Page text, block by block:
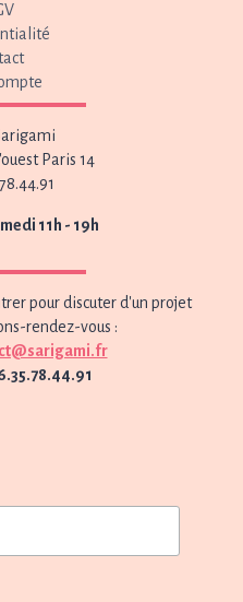
Paris 14
11h - 19h
pour discuter d'un projet
rendez-vous :